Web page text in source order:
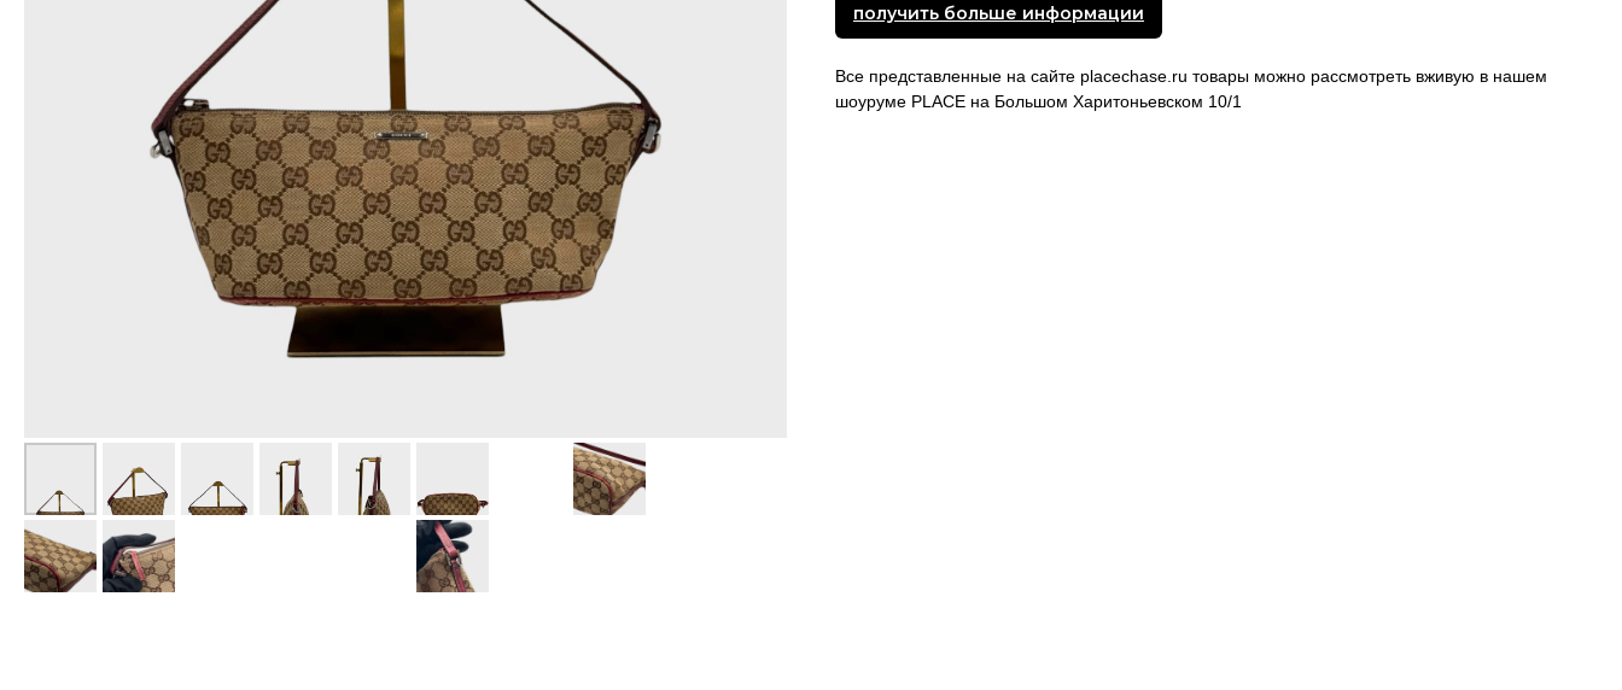
получить больше информации
Все представленные на сайте placechase.ru товары можно рассмотреть вживую в нашем
шоуруме PLACE на Большом Харитоньевском 10/1